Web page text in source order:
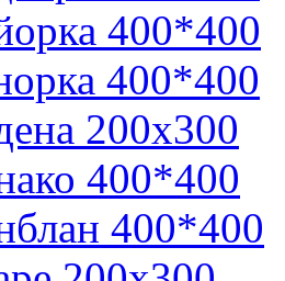
400*400
400*400
200х300
400*400
400*400